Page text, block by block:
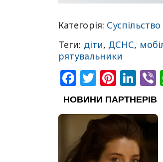
Категорія: Суспільство
Теги: діти, ДСНС,
рятувальники
Facebook
Twitter